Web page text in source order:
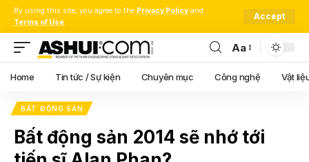
By using this site, you agree to the Privacy Policy and
Terms of Use.
Accept
Font
Resizer
Aa
Home Tin tức / Sự kiện Chuyên mục Công nghệ Vật
BẤT ĐỘNG SẢN
Bất động sản 2014 sẽ nhớ tới